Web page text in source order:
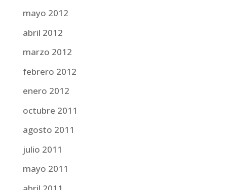
mayo 2012
abril 2012
marzo 2012
febrero 2012
enero 2012
octubre 2011
agosto 2011
julio 2011
mayo 2011